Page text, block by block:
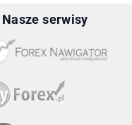
Nasze serwisy